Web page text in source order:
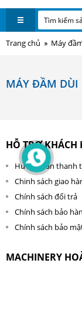
Trang chủ Máy
MÁY ĐẦM DÙI
HỖ TRỢ KHÁCH
Hướng dẫn thanh
Chinh sách giao
Chính sách đổi trả
Chính sách bảo
Chính sách bảo
MACHINERY